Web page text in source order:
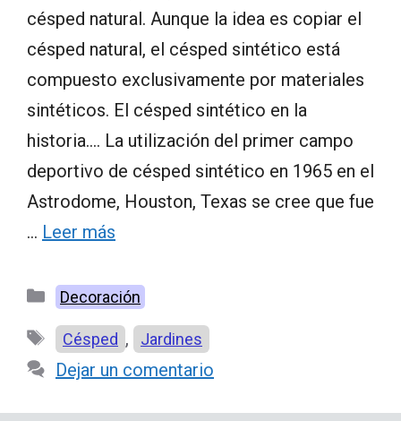
césped natural. Aunque la idea es copiar el
césped natural, el césped sintético está
compuesto exclusivamente por materiales
sintéticos. El césped sintético en la
historia…. La utilización del primer campo
deportivo de césped sintético en 1965 en el
Astrodome, Houston, Texas se cree que fue
… Leer más
Categorías
Decoración
Etiquetas
Césped , Jardines
Dejar un comentario